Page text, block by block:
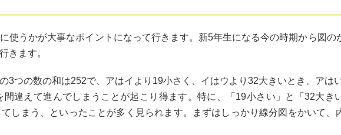
使うかが大事なポイントになって行きます。新5年生になる今の時期から図の
きます。
つの数の和は252で、アはイより19小さく、イはウより32大きいとき、アは
違えて進んでしまうことが起こり得ます。特に、「19小さい」と「32大き
しまう、といったことが多く見られます。まずはしっかり線分図をかいて、